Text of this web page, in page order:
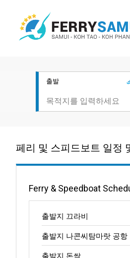
출발
페리 및 스피드보트 일정
Ferry & Speedboat
출발지 끄라비
출발지 나콘씨탐마랏 공항
출발지 돈싹